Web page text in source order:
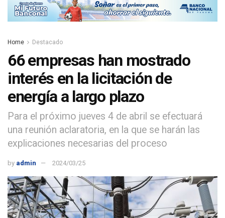
Home Destacado
66 empresas han mostrado
interés en la licitación de
energía a largo plazo
Para el próximo jueves 4 de abril se efectuará
una reunión aclaratoria, en la que se harán las
explicaciones necesarias del proceso
by admin 2024/03/25